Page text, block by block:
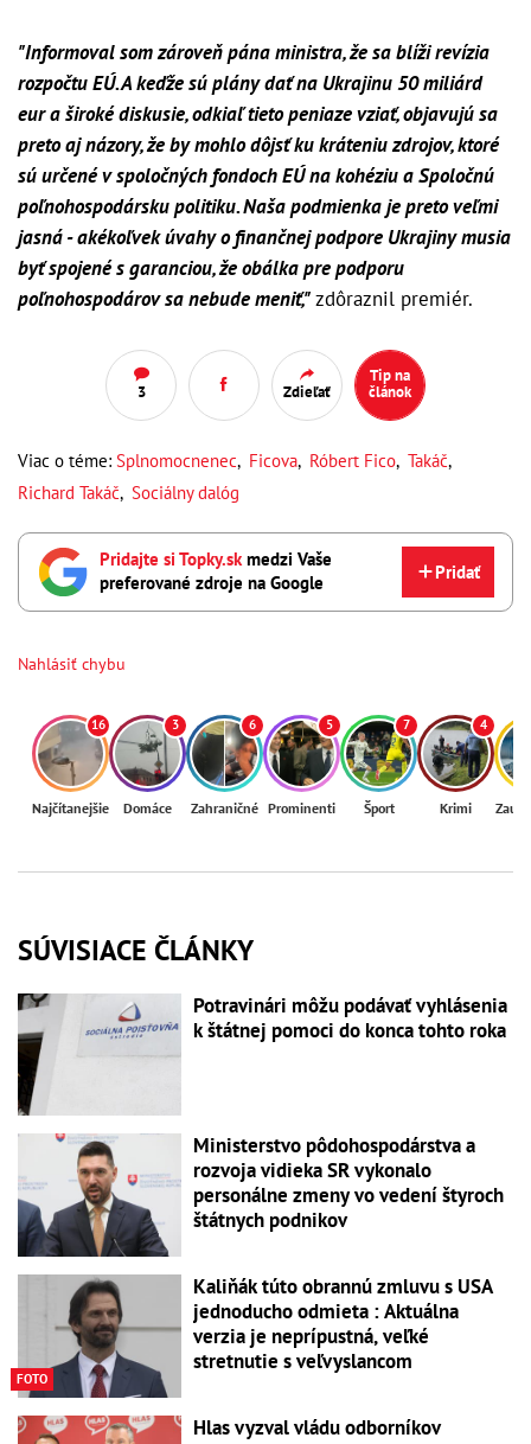
"Informoval som zároveň pána ministra, že sa blíži revízia
rozpočtu EÚ. A keďže sú plány dať na Ukrajinu 50 miliárd
eur a široké diskusie, odkiaľ tieto peniaze vziať, objavujú sa
preto aj názory, že by mohlo dôjsť ku kráteniu zdrojov, ktoré
sú určené v spoločných fondoch EÚ na kohéziu a Spoločnú
poľnohospodársku politiku. Naša podmienka je preto veľmi
jasná - akékoľvek úvahy o finančnej podpore Ukrajiny musia
byť spojené s garanciou, že obálka pre podporu
poľnohospodárov sa nebude meniť,"zdôraznil premiér.
3 Zdieľať
Tip na
článok
Viac o téme: Splnomocnenec, Ficova, Róbert Fico, Takáč,
Richard Takáč, Sociálny dalóg
Pridajte si Topky.skmedzi Vaše
preferované zdroje na Google
Pridať
Nahlásiť chybu
16
Najčítanejšie
3
Domáce
6
Zahraničné
5
Prominenti
7
Šport
4
Krimi
SÚVISIACE ČLÁNKY
Potravinári môžu podávať vyhlásenia
k štátnej pomoci do konca tohto roka
Ministerstvo pôdohospodárstva a
rozvoja vidieka SR vykonalo
personálne zmeny vo vedení štyroch
štátnych podnikov
FOTO
Kaliňák túto obrannú zmluvu s USA
jednoducho odmieta : Aktuálna
verzia je neprípustná, veľké
stretnutie s veľvyslancom
Hlas vyzval vládu odborníkov